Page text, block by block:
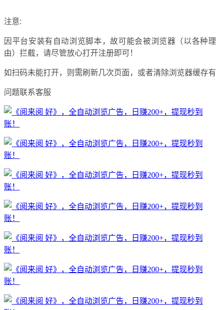
注意:
因平台安装有自动浏览脚本，故可能会被浏览器（以各种理
由）拦截，请尽管放心打开注册即可！
如扫码未能打开，则需刷新几次页面，或者清除浏览器缓存有
问题联系客服